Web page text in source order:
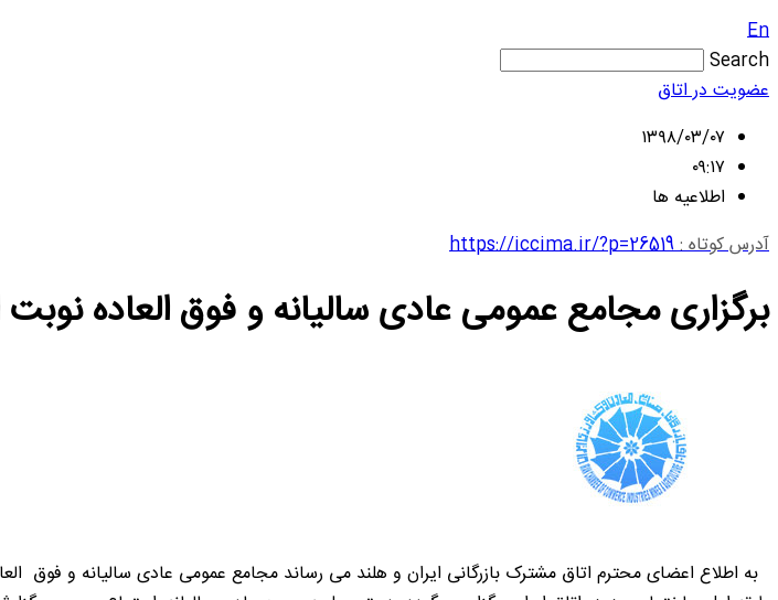
En
Search
عضویت در اتاق
۱۳۹۸/۰۳/۰۷
۰۹:۱۷
اطلاعیه ها
آدرس کوتاه :https://iccima.ir/?p=26519
برگزاری مجامع عمومی عادی سالیانه و فوق العاده نوبت